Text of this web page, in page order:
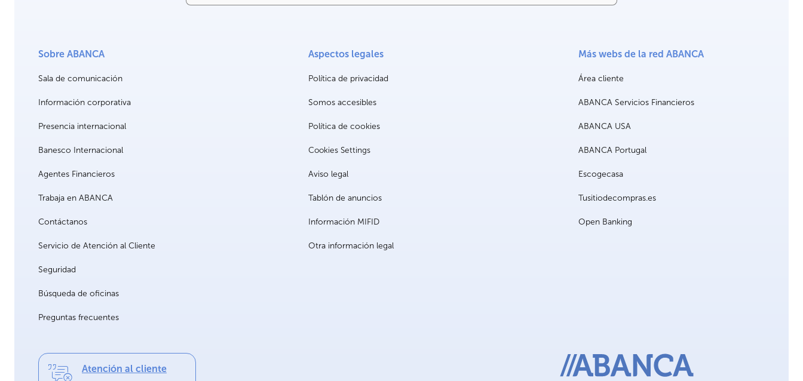
Sobre ABANCA
Sala de comunicación
Información corporativa
Presencia internacional
Banesco Internacional
Agentes Financieros
Trabaja en ABANCA
Contáctanos
Servicio de Atención al Cliente
Seguridad
Búsqueda de oficinas
Preguntas frecuentes
Aspectos legales
Política de privacidad
Somos accesibles
Política de cookies
Cookies Settings
Aviso legal
Tablón de anuncios
Información MIFID
Otra información legal
Más webs de la red ABANCA
Área cliente
ABANCA Servicios Financieros
ABANCA USA
ABANCA Portugal
Escogecasa
Tusitiodecompras.es
Open Banking
Atención al cliente